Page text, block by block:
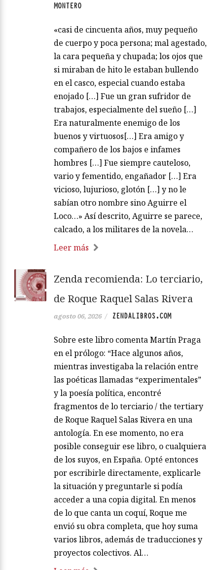
MONTERO
«casi de cincuenta años, muy pequeño
de cuerpo y poca persona; mal agestado,
la cara pequeña y chupada; los ojos que
si miraban de hito le estaban bullendo
en el casco, especial cuando estaba
enojado […] Fue un gran sufridor de
trabajos, especialmente del sueño […]
Era naturalmente enemigo de los
buenos y virtuosos[…] Era amigo y
compañero de los bajos e infames
hombres […] Fue siempre cauteloso,
vario y fementido, engañador […] Era
vicioso, lujurioso, glotón […] y no le
sabían otro nombre sino Aguirre el
Loco…» Así descrito, Aguirre se parece,
calcado, a los militares de la novela…
Leer más
Zenda recomienda: Lo terciario,
de Roque Raquel Salas Rivera
agosto 06, 2026 / ZENDALIBROS.COM
Sobre este libro comenta Martín Praga
en el prólogo: “Hace algunos años,
mientras investigaba la relación entre
las poéticas llamadas “experimentales”
y la poesía política, encontré
fragmentos de lo terciario / the tertiary
de Roque Raquel Salas Rivera en una
antología. En ese momento, no era
posible conseguir ese libro, o cualquiera
de los suyos, en España. Opté entonces
por escribirle directamente, explicarle
la situación y preguntarle si podía
acceder a una copia digital. En menos
de lo que canta un coquí, Roque me
envió su obra completa, que hoy suma
varios libros, además de traducciones y
proyectos colectivos. Al…